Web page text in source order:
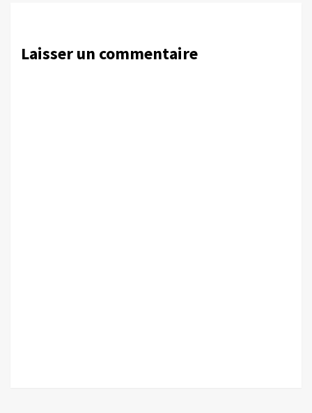
Laisser un commentaire